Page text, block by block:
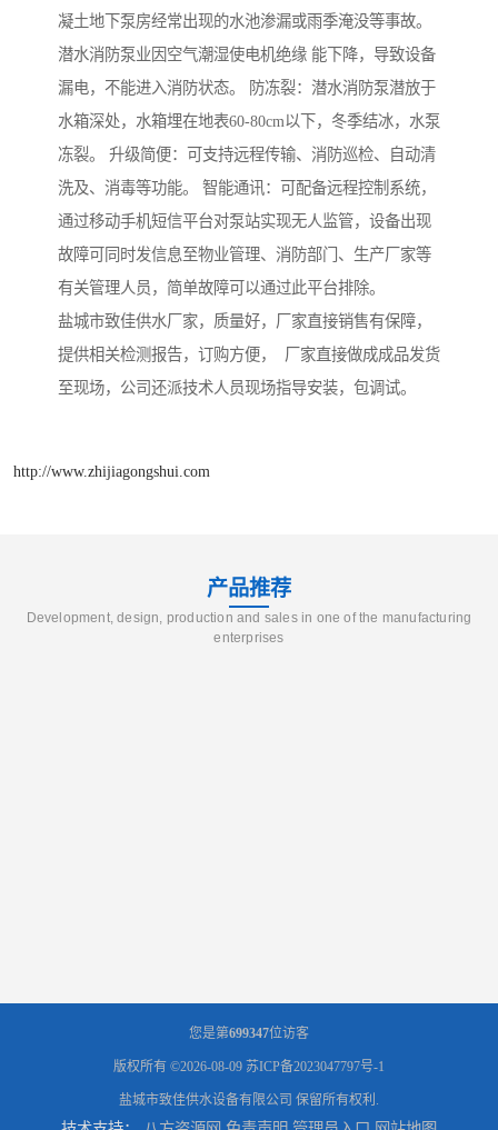
凝土地下泵房经常出现的水池渗漏或雨季淹没等事故。
潜水消防泵业因空气潮湿使电机绝缘 能下降，导致设备
漏电，不能进入消防状态。 防冻裂：潜水消防泵潜放于
水箱深处，水箱埋在地表60-80cm以下，冬季结冰，水泵
冻裂。 升级简便：可支持远程传输、消防巡检、自动清
洗及、消毒等功能。 智能通讯：可配备远程控制系统，
通过移动手机短信平台对泵站实现无人监管，设备出现
故障可同时发信息至物业管理、消防部门、生产厂家等
有关管理人员，简单故障可以通过此平台排除。
盐城市致佳供水厂家，质量好，厂家直接销售有保障，
提供相关检测报告，订购方便， 厂家直接做成成品发货
至现场，公司还派技术人员现场指导安装，包调试。
http://www.zhijiagongshui.com
产品推荐
Development, design, production and sales in one of the manufacturing
enterprises
您是第699347位访客
版权所有 ©2026-08-09 苏ICP备2023047797号-1
盐城市致佳供水设备有限公司 保留所有权利.